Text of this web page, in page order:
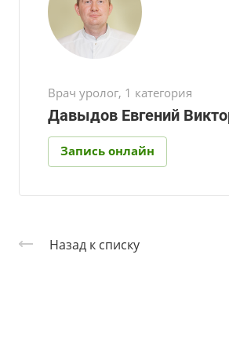
Врач уролог, 1 категория
Давыдов Евгений
Запись онлайн
Назад к списку